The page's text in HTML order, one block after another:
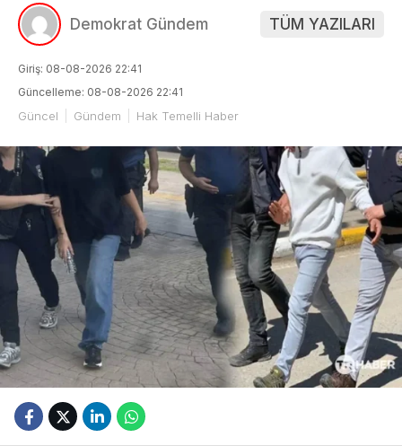
Demokrat Gündem TÜM YAZILARI
Giriş: 08-08-2026 22:41
Güncelleme: 08-08-2026 22:41
Güncel Gündem Hak Temelli Haber